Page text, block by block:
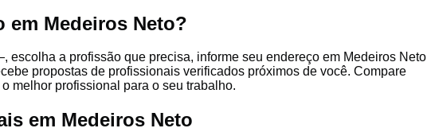
Medeiros Neto?
a profissão que precisa, informe seu endereço em Medeiros Neto
propostas de profissionais verificados próximos de você. Compare
melhor profissional para o seu trabalho.
em Medeiros Neto